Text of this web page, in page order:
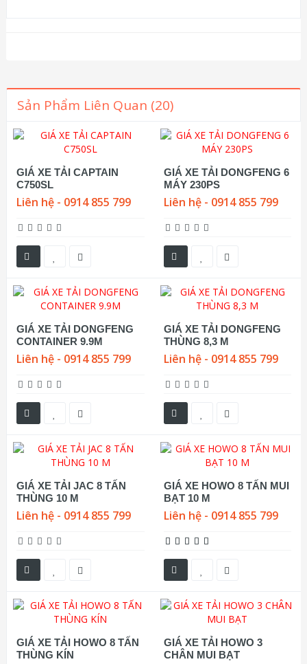
Sản Phẩm Liên Quan (20)
GIÁ XE TẢI CAPTAIN
C750SL
Liên hệ - 0914 855 799
GIÁ XE TẢI DONGFENG 6
MÁY 230PS
Liên hệ - 0914 855 799
GIÁ XE TẢI DONGFENG
CONTAINER 9.9M
Liên hệ - 0914 855 799
GIÁ XE TẢI DONGFENG
THÙNG 8,3 M
Liên hệ - 0914 855 799
GIÁ XE TẢI JAC 8 TẤN
THÙNG 10 M
Liên hệ - 0914 855 799
GIÁ XE HOWO 8 TẤN MUI
BẠT 10 M
Liên hệ - 0914 855 799
GIÁ XE TẢI HOWO 8 TẤN
THÙNG KÍN
GIÁ XE TẢI HOWO 3
CHÂN MUI BẠT